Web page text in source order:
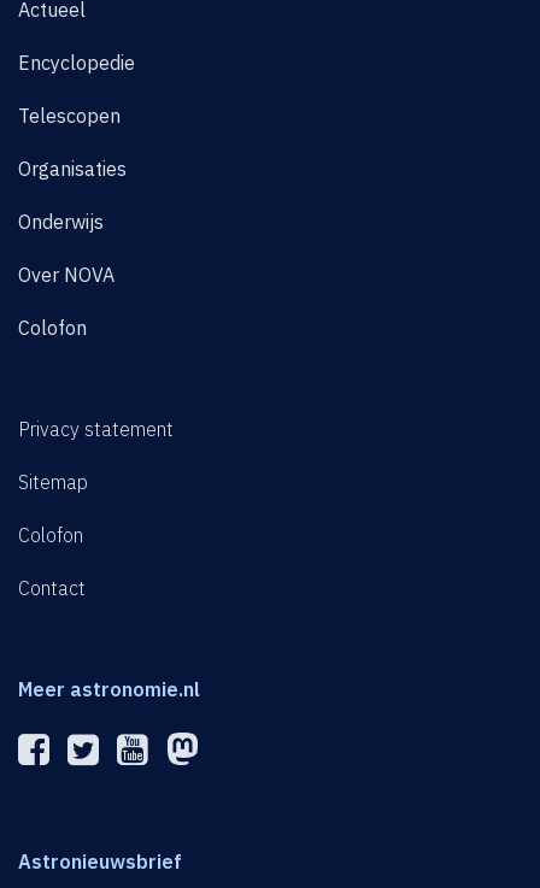
Actueel
Encyclopedie
Telescopen
Organisaties
Onderwijs
Over NOVA
Colofon
Privacy statement
Sitemap
Colofon
Contact
Meer astronomie.nl
Astronieuwsbrief